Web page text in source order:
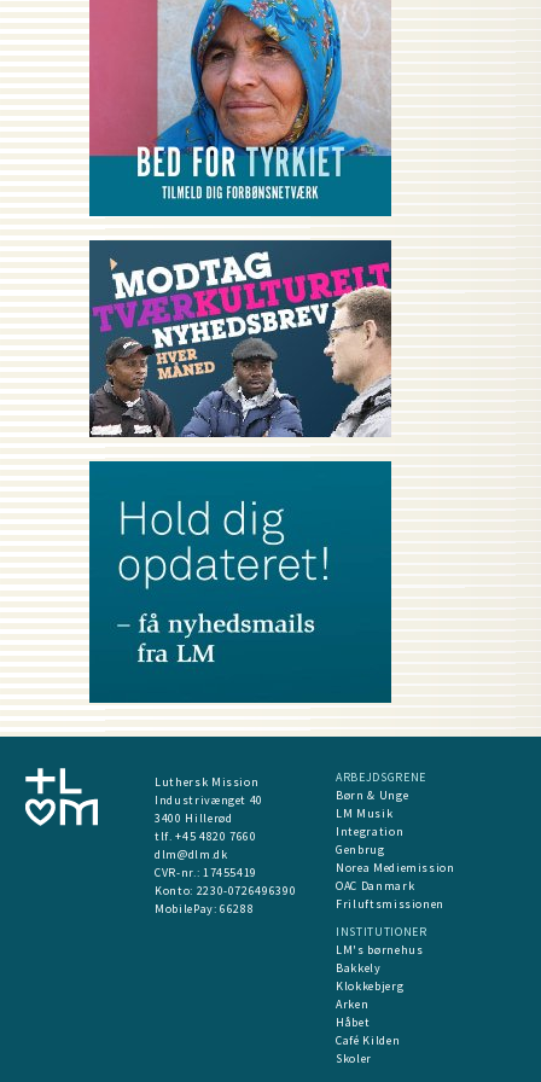
Luthersk Mission
Industrivænget 40
3400 Hillerød
tlf. +45 4820 7660
dlm@dlm.dk
CVR-nr.: 17455419
​Konto: 2230-0726496390
MobilePay:66288
ARBEJDSGRENE
Børn & Unge
LM Musik
Integration
Genbrug
Norea Mediemission
OAC Danmark
Friluftsmissionen
INSTITUTIONER
LM's børnehus
Bakkely
Klokkebjerg
Arken
Håbet
Café Kilden
Skoler